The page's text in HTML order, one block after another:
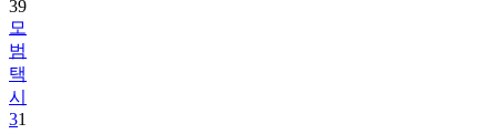
39
모
범
택
시
31